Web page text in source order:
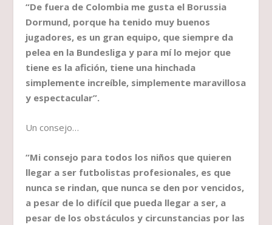
“De fuera de Colombia me gusta el Borussia
Dormund, porque ha tenido muy buenos
jugadores, es un gran equipo, que siempre da
pelea en la Bundesliga y para mí lo mejor que
tiene es la afición, tiene una hinchada
simplemente increíble, simplemente maravillosa
y espectacular”.
Un consejo…
“Mi consejo para todos los niños que quieren
llegar a ser futbolistas profesionales, es que
nunca se rindan, que nunca se den por vencidos,
a pesar de lo difícil que pueda llegar a ser, a
pesar de los obstáculos y circunstancias por las